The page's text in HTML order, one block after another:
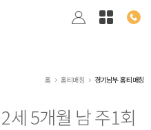
홈 홈티매칭 경기남부 홈티매칭
세 5개월 남 주1회